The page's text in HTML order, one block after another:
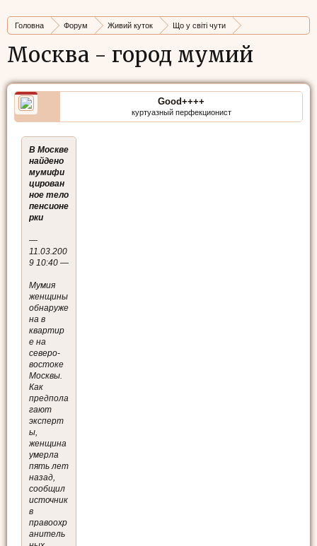
Головна Форум Живий куток
Що у світі чути
Москва - город мумий
Good++++
куртуазный перфекционист
В Москве
найдено
мумифи
цирован
ное тело
пенсионе
рки
—
11.03.200
9 10:40 —
Мумия
женщины
обнаруже
на в
квартир
е на
северо-
востоке
Москвы.
Как
предпола
гают
эксперт
ы,
женщина
умерла
пять лет
назад,
сообщил
источник
в
правоохр
анитель